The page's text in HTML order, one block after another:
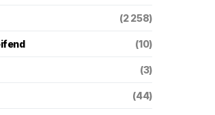
(2 258)
(10)
(3)
(44)